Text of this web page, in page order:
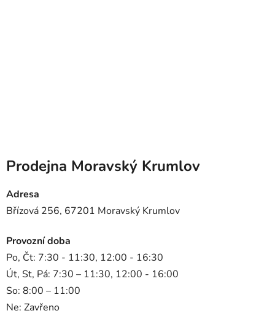
Prodejna Moravský Krumlov
Adresa
Břízová 256, 67201 Moravský Krumlov
Provozní doba
Po, Čt: 7:30 - 11:30, 12:00 - 16:30
Út, St, Pá: 7:30 – 11:30, 12:00 - 16:00
So: 8:00 – 11:00
Ne: Zavřeno